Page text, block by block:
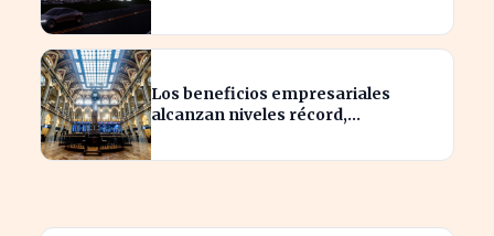
Los beneficios empresariales
alcanzan niveles récord,
sector